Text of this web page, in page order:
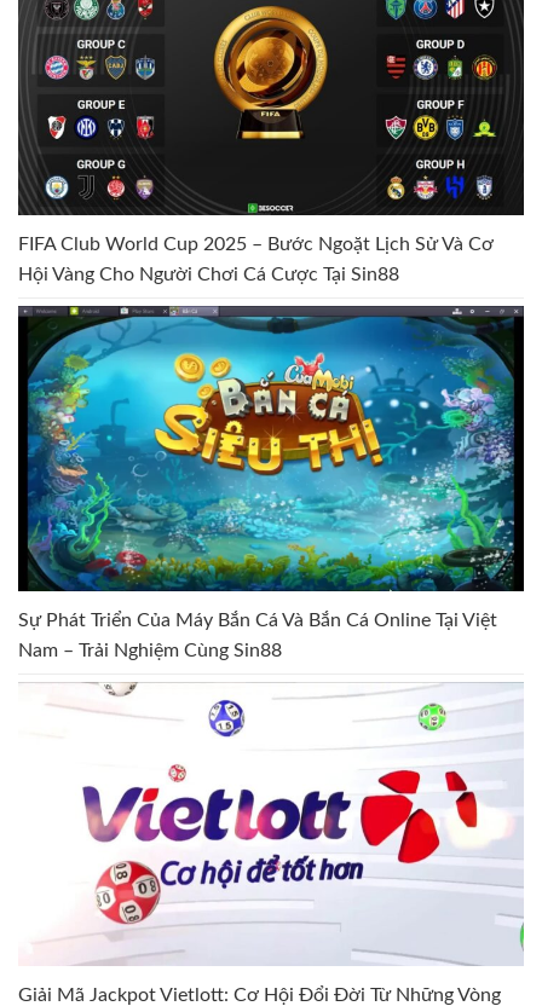
FIFA Club World Cup 2025 – Bước Ngoặt Lịch Sử Và Cơ
Hội Vàng Cho Người Chơi Cá Cược Tại Sin88
Sự Phát Triển Của Máy Bắn Cá Và Bắn Cá Online Tại Việt
Nam – Trải Nghiệm Cùng Sin88
Giải Mã Jackpot Vietlott: Cơ Hội Đổi Đời Từ Những Vòng